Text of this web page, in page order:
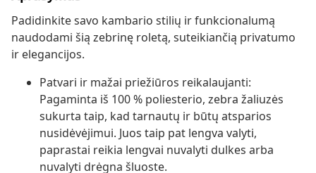
Padidinkite savo kambario stilių ir funkcionalumą
naudodami šią zebrinę roletą, suteikiančią privatumo
ir elegancijos.
Patvari ir mažai priežiūros reikalaujanti:
Pagaminta iš 100 % poliesterio, zebra žaliuzės
sukurta taip, kad tarnautų ir būtų atsparios
nusidėvėjimui. Juos taip pat lengva valyti,
paprastai reikia lengvai nuvalyti dulkes arba
nuvalyti drėgna šluoste.